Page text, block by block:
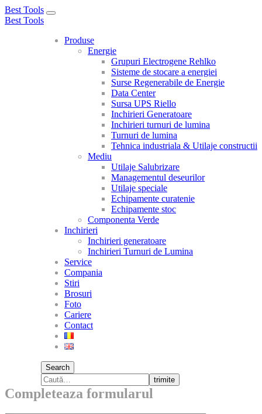
Best Tools
Toggle
Best Tools
Produse
Energie
Grupuri Electrogene Rehlko
Sisteme de stocare a energiei
Surse Regenerabile de Energie
Data Center
Sursa UPS Riello
Inchirieri Generatoare
Inchirieri turnuri de lumina
Turnuri de lumina
Tehnica industriala & Utilaje constructii
Mediu
Utilaje Salubrizare
Managementul deseurilor
Utilaje speciale
Echipamente curatenie
Echipamente stoc
Componenta Verde
Inchirieri
Inchirieri generatoare
Inchirieri Turnuri de Lumina
Service
Compania
Stiri
Brosuri
Foto
Cariere
Contact
Search
trimite
Completeaza formularul